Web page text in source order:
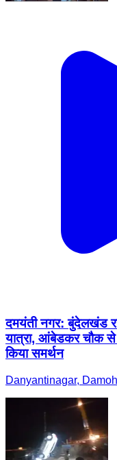
दमयंती नगर: बुंदेलखंड
यात्रा, आंबेडकर चौक
किया समर्थन
Danyantinagar,